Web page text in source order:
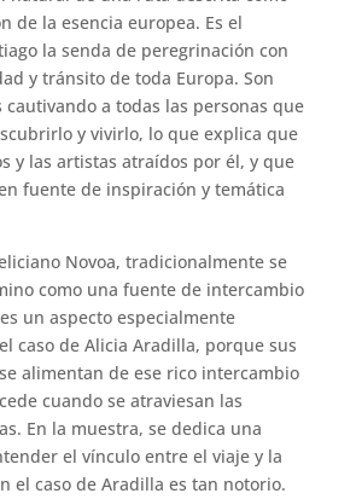
de la esencia europea. Es el
la senda de peregrinación con
y tránsito de toda Europa. Son
cautivando a todas las personas que
y vivirlo, lo que explica que
y las artistas atraídos por él, y que
fuente de inspiración y temática
Novoa, tradicionalmente se
como una fuente de intercambio
un aspecto especialmente
caso de Alicia Aradilla, porque sus
alimentan de ese rico intercambio
cuando se atraviesan las
En la muestra, se dedica una
el vínculo entre el viaje y la
el caso de Aradilla es tan notorio.